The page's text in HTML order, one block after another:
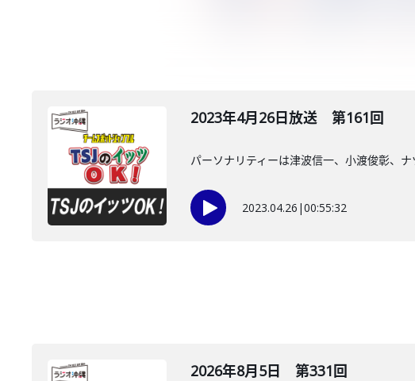
2023年4月26日放送 第161回
パーソナリティーは津波信一、小渡俊彰、
2023.04.26 |00:55:32
2026年8月5日 第331回